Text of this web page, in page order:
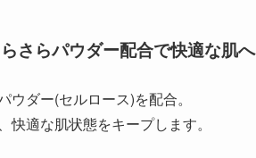
さらパウダー配合で快適な肌へ
ウダー(セルロース)を配合。
快適な肌状態をキープします。